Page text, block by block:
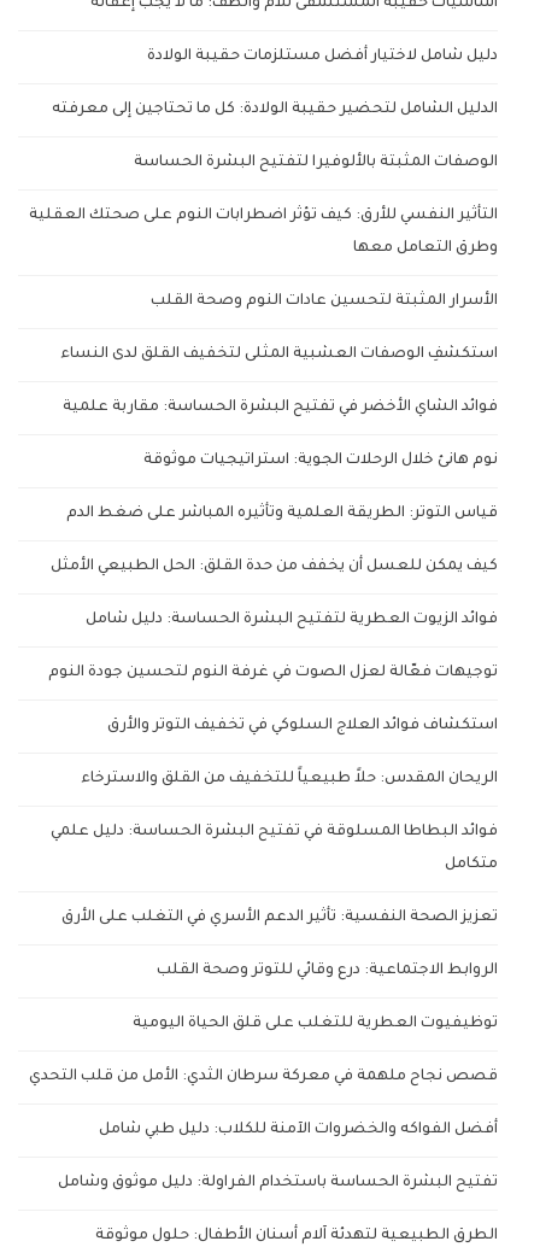
أساسيات حقيبة المستشفى للأم والطف: ما لا يجب إغفاله
دليل شامل لاختيار أفضل مستلزمات حقيبة الولادة
الدليل الشامل لتحضير حقيبة الولادة: كل ما تحتاجين إلى معرفته
الوصفات المثبتة بالألوفيرا لتفتيح البشرة الحساسة
التأثير النفسي للأرق: كيف تؤثر اضطرابات النوم على صحتك العقلية
وطرق التعامل معها
الأسرار المثبتة لتحسين عادات النوم وصحة القلب
استكشفِ الوصفات العشبية المثلى لتخفيف القلق لدى النساء
فوائد الشاي الأخضر في تفتيح البشرة الحساسة: مقاربة علمية
نوم هانئ خلال الرحلات الجوية: استراتيجيات موثوقة
قياس التوتر: الطريقة العلمية وتأثيره المباشر على ضغط الدم
كيف يمكن للعسل أن يخفف من حدة القلق: الحل الطبيعي الأمثل
فوائد الزيوت العطرية لتفتيح البشرة الحساسة: دليل شامل
توجيهات فعّالة لعزل الصوت في غرفة النوم لتحسين جودة النوم
استكشاف فوائد العلاج السلوكي في تخفيف التوتر والأرق
الريحان المقدس: حلاً طبيعياً للتخفيف من القلق والاسترخاء
فوائد البطاطا المسلوقة في تفتيح البشرة الحساسة: دليل علمي
متكامل
تعزيز الصحة النفسية: تأثير الدعم الأسري في التغلب على الأرق
الروابط الاجتماعية: درع وقائي للتوتر وصحة القلب
توظيفيوت العطرية للتغلب على قلق الحياة اليومية
قصص نجاح ملهمة في معركة سرطان الثدي: الأمل من قلب التحدي
أفضل الفواكه والخضروات الآمنة للكلاب: دليل طبي شامل
تفتيح البشرة الحساسة باستخدام الفراولة: دليل موثوق وشامل
الطرق الطبيعية لتهدئة آلام أسنان الأطفال: حلول موثوقة